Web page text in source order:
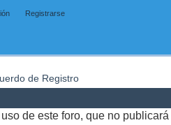
Registrarse
de Registro
de este foro, que no publicará